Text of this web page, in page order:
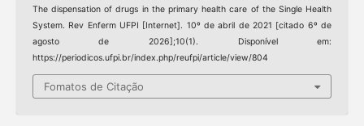
The dispensation of drugs in the primary health care of the Single Health
System. Rev Enferm UFPI [Internet]. 10º de abril de 2021 [citado 6º de
agosto de 2026];10(1). Disponível em:
https://periodicos.ufpi.br/index.php/reufpi/article/view/804
Fomatos de Citação